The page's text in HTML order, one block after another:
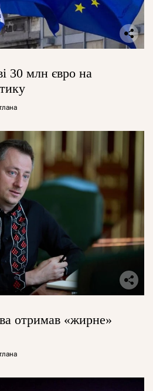
30 млн євро на
отримав «жирне»